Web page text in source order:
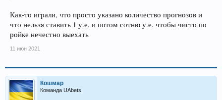
Как-то играли, что просто указано количество прогнозов и
что нельзя ставить 1 у.е. и потом сотню у.е. чтобы чисто по
ройке нечестно выехать
11 июн 2021
Кошмар
Команда UAbets